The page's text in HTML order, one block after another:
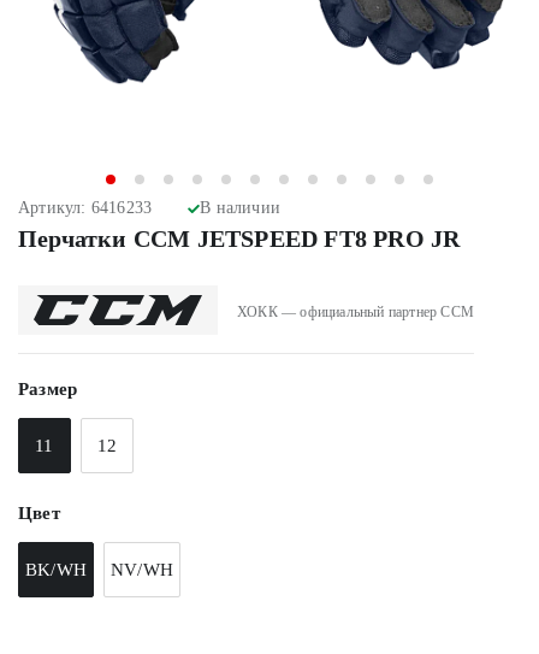
Артикул: 6416233 В наличии
Перчатки CCM JETSPEED FT8 PRO JR
ХОКК — официальный партнер CCM
Размер
11 12
Цвет
BK/WH NV/WH